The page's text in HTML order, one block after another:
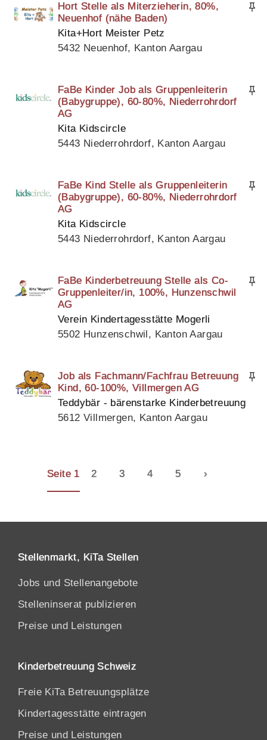
Hort Stelle als Miterzieherin, 80%,
Neuenhof (nähe Baden)
Kita+Hort Meister Petz
5432 Neuenhof, Kanton Aargau
FaBe Kinder Job als Gruppenleiterin
(Babygruppe), 60-80%, Niederrohrdorf
AG
Kita Kidscircle
5443 Niederrohrdorf, Kanton Aargau
FaBe Kind Stelle als Gruppenleiterin
(Babygruppe), 60-80%, Niederrohrdorf
AG
Kita Kidscircle
5443 Niederrohrdorf, Kanton Aargau
FaBe Kinderbetreuung Stelle als Co-
Gruppenleiter/in, 100%, Hunzenschwil
AG
Verein Kindertagesstätte Mogerli
5502 Hunzenschwil, Kanton Aargau
Job als Fachmann/Fachfrau Betreuung
Kind, 60-100%, Villmergen AG
Teddybär - bärenstarke Kinderbetreuung
5612 Villmergen, Kanton Aargau
Seite 1 2 3 4 5 ›
Stellenmarkt, KiTa Stellen
Jobs und Stellenangebote
Stelleninserat publizieren
Preise und Leistungen
Kinderbetreuung Schweiz
Freie KiTa Betreuungsplätze
Kindertagesstätte eintragen
Preise und Leistungen